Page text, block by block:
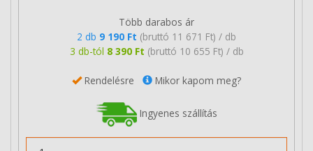
Több darabos ár
2 db 9 190 Ft (bruttó 11 671 Ft) / db
3 db-tól 8 390 Ft (bruttó 10 655 Ft) / db
Rendelésre Mikor kapom meg?
Ingyenes szállítás